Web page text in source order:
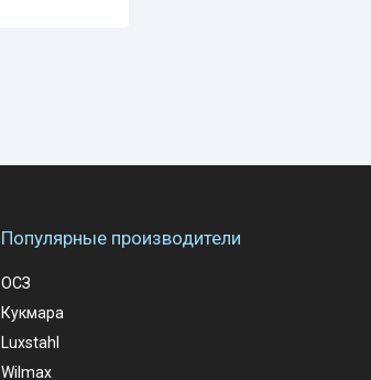
Популярные производители
ОСЗ
Кукмара
Luxstahl
Wilmax